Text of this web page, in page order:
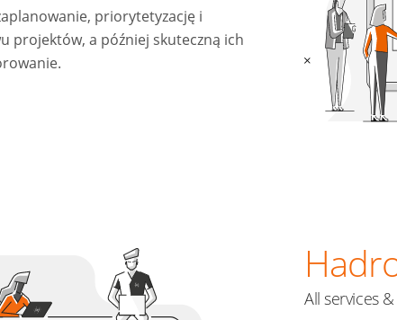
priorytetyzację i
projektów, a później skuteczną ich
All services